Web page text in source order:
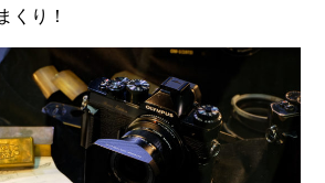
くり！